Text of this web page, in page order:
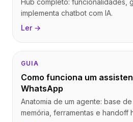
Hub completo: funcionalidades,
implementa chatbot com IA.
Ler →
GUIA
Como funciona um
WhatsApp
Anatomia de um agente: base
memória, ferramentas e handoff